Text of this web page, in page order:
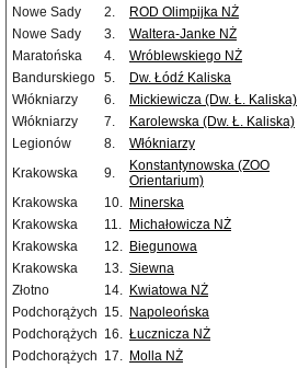
Nowe Sady
2. ROD Olimpijka NŻ
Nowe Sady
3. Waltera-Janke NŻ
Maratońska
4. Wróblewskiego NŻ
Bandurskiego 5. Dw. Łódź Kaliska
Włókniarzy
6. Mickiewicza (Dw. Ł. Kaliska)
Włókniarzy
7. Karolewska (Dw. Ł. Kaliska)
Legionów
8. Włókniarzy
Krakowska
9.
Konstantynowska (ZOO
Orientarium)
Krakowska 10. Minerska
Krakowska
11. Michałowicza NŻ
Krakowska
12. Biegunowa
Krakowska
13. Siewna
Złotno
14. Kwiatowa NŻ
Podchorążych 15. Napoleońska
Podchorążych 16. Łucznicza NŻ
Podchorążych 17. Molla NŻ